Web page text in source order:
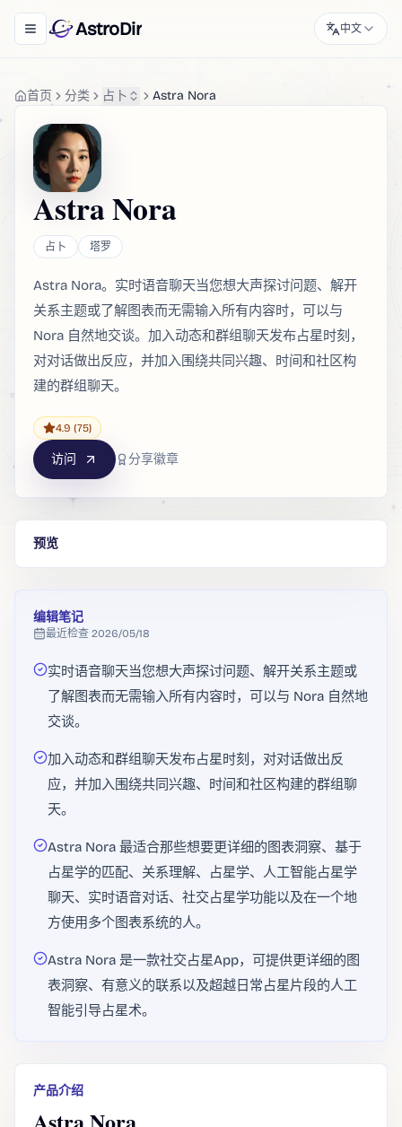
Toggle navigation menu
AstroDir 中文
首页 分类 占卜 Astra Nora
Astra Nora
占卜 塔罗
Astra Nora。实时语音聊天当您想大声探讨问题、解开
关系主题或了解图表而无需输入所有内容时，可以与
Nora 自然地交谈。加入动态和群组聊天发布占星时刻，
对对话做出反应，并加入围绕共同兴趣、时间和社区构
建的群组聊天。
4.9 (75)
访问 分享徽章
预览
编辑笔记
最近检查 2026/05/18
实时语音聊天当您想大声探讨问题、解开关系主题或
了解图表而无需输入所有内容时，可以与 Nora 自然地
交谈。
加入动态和群组聊天发布占星时刻，对对话做出反
应，并加入围绕共同兴趣、时间和社区构建的群组聊
天。
Astra Nora 最适合那些想要更详细的图表洞察、基于
占星学的匹配、关系理解、占星学、人工智能占星学
聊天、实时语音对话、社交占星学功能以及在一个地
方使用多个图表系统的人。
Astra Nora 是一款社交占星App，可提供更详细的图
表洞察、有意义的联系以及超越日常占星片段的人工
智能引导占星术。
产品介绍